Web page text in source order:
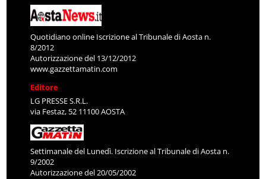
Quotidiano online Iscrizione al Tribunale di Aosta n.
8/2012
Autorizzazione del 13/12/2012
www.gazzettamatin.com
Editore
LG PRESSE S.R.L.
via Festaz, 52 11100 AOSTA
Settimanale del Lunedì. Iscrizione al Tribunale di Aosta n.
9/2002
Autorizzazione del 20/05/2002